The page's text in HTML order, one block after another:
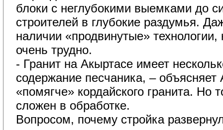
блоки с неглубокими выемками до
строителей в глубокие раздумья.
наличии «продвинутые»
очень трудно.
- Гранит на Акыртасе имеет
содержание песчаника, –
«помягче» кордайского гранита. Но
сложен в обработке.
Вопросом, почему стройка